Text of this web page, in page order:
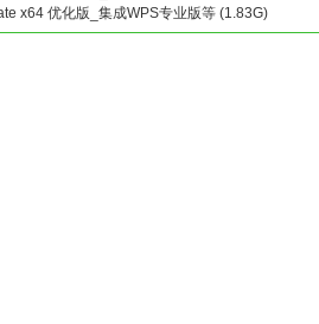
x64 优化版_集成WPS专业版等 (1.83G)